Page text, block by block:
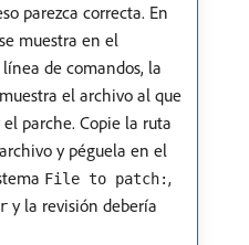
parezca correcta. En
muestra en el
de comandos, la
el archivo al que
parche. Copie la ruta
y péguela en el
File to patch:,
y la revisión debería